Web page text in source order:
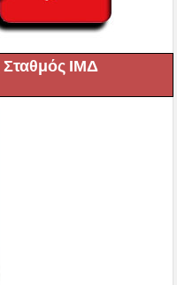
ΙΜΔ